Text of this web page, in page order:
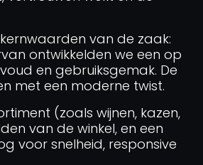
van de zaak:
ontwikkelden we een op
en gebruiksgemak. De
met een moderne twist.
(zoals wijnen, kazen,
van de winkel, en een
voor snelheid, responsive